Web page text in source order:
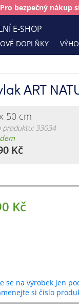
Pro bezpečný nákup
DOPLŇKY
E-SHOP
ART
50 cm
produktu: 33034
Kč
Kč
se na výrobek jen
si číslo